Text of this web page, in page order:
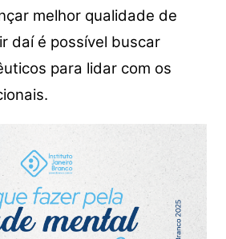
melhor qualidade de
daí é possível buscar
para lidar com os